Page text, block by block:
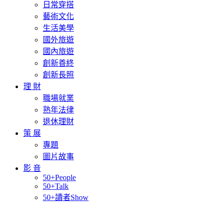
日常穿搭
藝術文化
生活美學
國外旅遊
國內旅遊
創新善終
創新長照
理 財
職場就業
熟年法律
退休理財
策 展
專題
圖片故事
影 音
50+People
50+Talk
50+讀者Show